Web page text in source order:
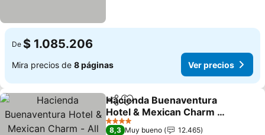
De $ 1.085.206
Mira precios de 8 páginas Ver precios
CompartirAgregar a favoritos
Hacienda Buenaventura
Hotel & Mexican Charm -
All Inclusive
4 Estrellas
8,3 Muy bueno
12.465